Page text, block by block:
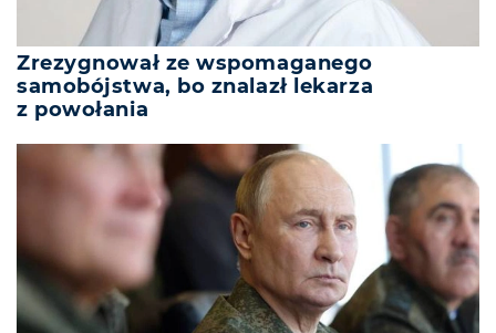
Zrezygnował ze wspomaganego
samobójstwa, bo znalazł lekarza
z powołania